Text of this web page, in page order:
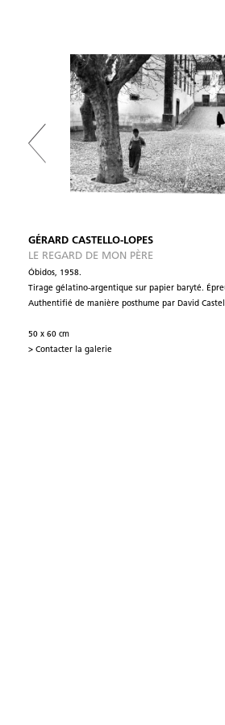
GÉRARD CASTELLO-LOPES
LE REGARD DE MON PÈRE
Óbidos, 1958.
Tirage gélatino-argentique sur papier baryté.
Authentifié de manière posthume par David
50 x 60 cm
> Contacter la galerie